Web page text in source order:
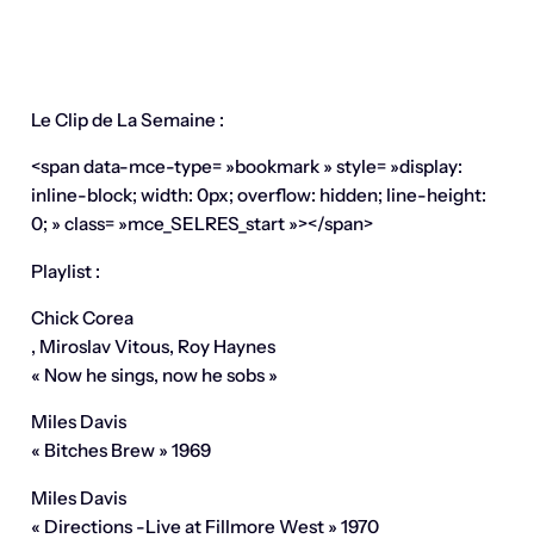
Le Clip de La Semaine :
<span data-mce-type= »bookmark » style= »display:
inline-block; width: 0px; overflow: hidden; line-height:
0; » class= »mce_SELRES_start »> </span>
Playlist :
Chick Corea
, Miroslav Vitous, Roy Haynes
« Now he sings, now he sobs »
Miles Davis
« Bitches Brew » 1969
Miles Davis
« Directions -Live at Fillmore West » 1970